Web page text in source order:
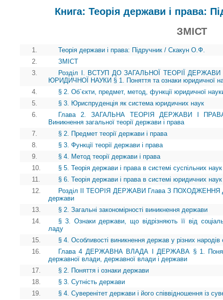
Книга: Теорія держави і права:
ЗМІСТ
1.
Теорія держави і права: Підручник / Скакун О.Ф.
2.
ЗМІСТ
3.
Розділ І. ВСТУП ДО ЗАГАЛЬНОЇ ТЕОРІЇ
ЮРИДИЧНОЇ НАУКИ § 1. Поняття та ознаки юридичної
4.
§ 2. Об`єкти, предмет, метод, функції юридичної
5.
§ 3. Юриспруденція як система юридичних наук
6.
Глава 2. ЗАГАЛЬНА ТЕОРІЯ ДЕРЖАВИ І
Виникнення загальної теорії держави і права
7.
§ 2. Предмет теорії держави і права
8.
§ 3. Функції теорії держави і права
9.
§ 4. Метод теорії держави і права
10.
§ 5. Теорія держави і права в системі суспільних наук
11.
§ 6. Теорія держави і права в системі юридичних наук
12.
Розділ II ТЕОРІЯ ДЕРЖАВИ Глава З ПОХОДЖЕННЯ
держави
13.
§ 2. Загальні закономірності виникнення держави
14.
§ 3. Ознаки держави, що відрізняють її від
ладу
15.
§ 4. Особливості виникнення держав у різних народів
16.
Глава 4 ДЕРЖАВНА ВЛАДА І ДЕРЖАВА § 1.
державної влади, державної влади і держави
17.
§ 2. Поняття і ознаки держави
18.
§ 3. Сутність держави
19.
§ 4. Суверенітет держави і його співвідношення із